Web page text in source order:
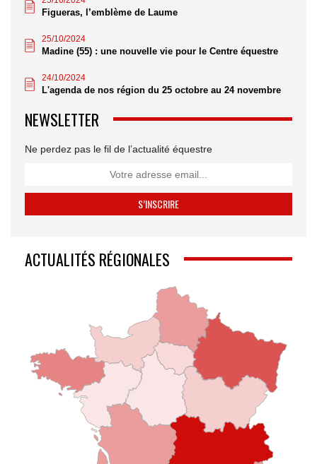
Figueras, l’emblème de Laume
25/10/2024
Madine (55) : une nouvelle vie pour le Centre équestre
24/10/2024
L'agenda de nos région du 25 octobre au 24 novembre
NEWSLETTER
Ne perdez pas le fil de l’actualité équestre
ACTUALITÉS RÉGIONALES